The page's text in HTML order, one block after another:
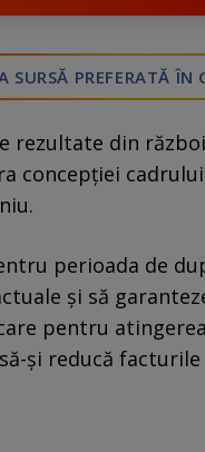
SURSĂ PREFERATĂ ÎN
rezultate din
concepției
perioada de
și să
pentru
și reducă